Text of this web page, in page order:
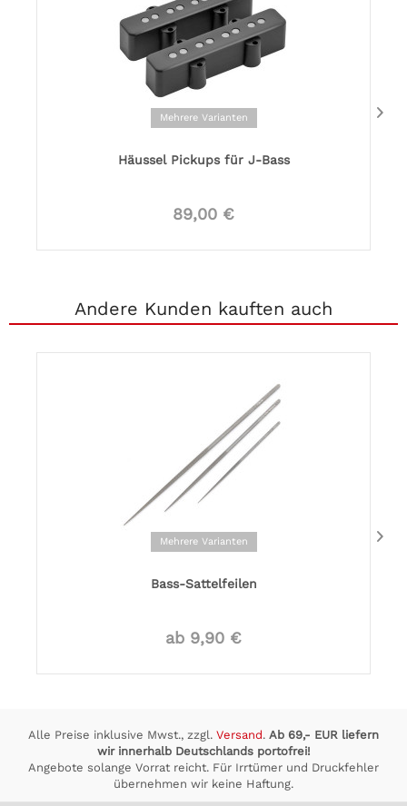
Mehrere Varianten
Häussel Pickups für J-Bass
89,00 €
Andere Kunden kauften auch
Mehrere Varianten
Bass-Sattelfeilen
ab 9,90 €
Alle Preise inklusive Mwst., zzgl. Versand. Ab 69,- EUR liefern
wir innerhalb Deutschlands portofrei!
Angebote solange Vorrat reicht. Für Irrtümer und Druckfehler
übernehmen wir keine Haftung.